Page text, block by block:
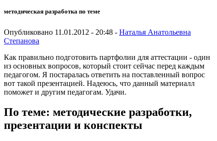
методическая разработка по теме
Опубликовано 11.01.2012 - 20:48 - Наталья Анатольевна
Степанова
Как правильно подготовить партфолии для аттестации - один
из основных вопросов, который стоит сейчас перед каждым
педагогом. Я постаралась ответить на поставленный вопрос
вот такой презентацией. Надеюсь, что данный материалл
поможет и другим педагогам. Удачи.
По теме: методические разработки,
презентации и конспекты